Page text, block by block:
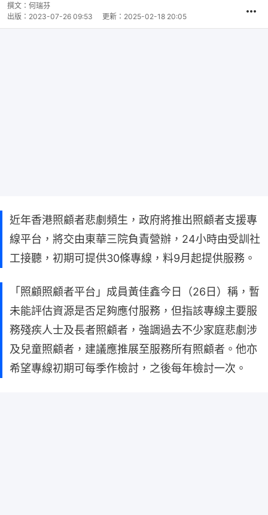
撰文： 何瑞芬
出版： 2023-07-26 09:53 更新： 2025-02-18 20:05
近年香港照顧者悲劇頻生，政府將推出照顧者支援專
線平台，將交由東華三院負責營辦，24小時由受訓社
工接聽，初期可提供30條專線，料9月起提供服務。
「照顧照顧者平台」成員黃佳鑫今日（26日）稱，暫
未能評估資源是否足夠應付服務，但指該專線主要服
務殘疾人士及長者照顧者，強調過去不少家庭悲劇涉
及兒童照顧者，建議應推展至服務所有照顧者。他亦
希望專線初期可每季作檢討，之後每年檢討一次。